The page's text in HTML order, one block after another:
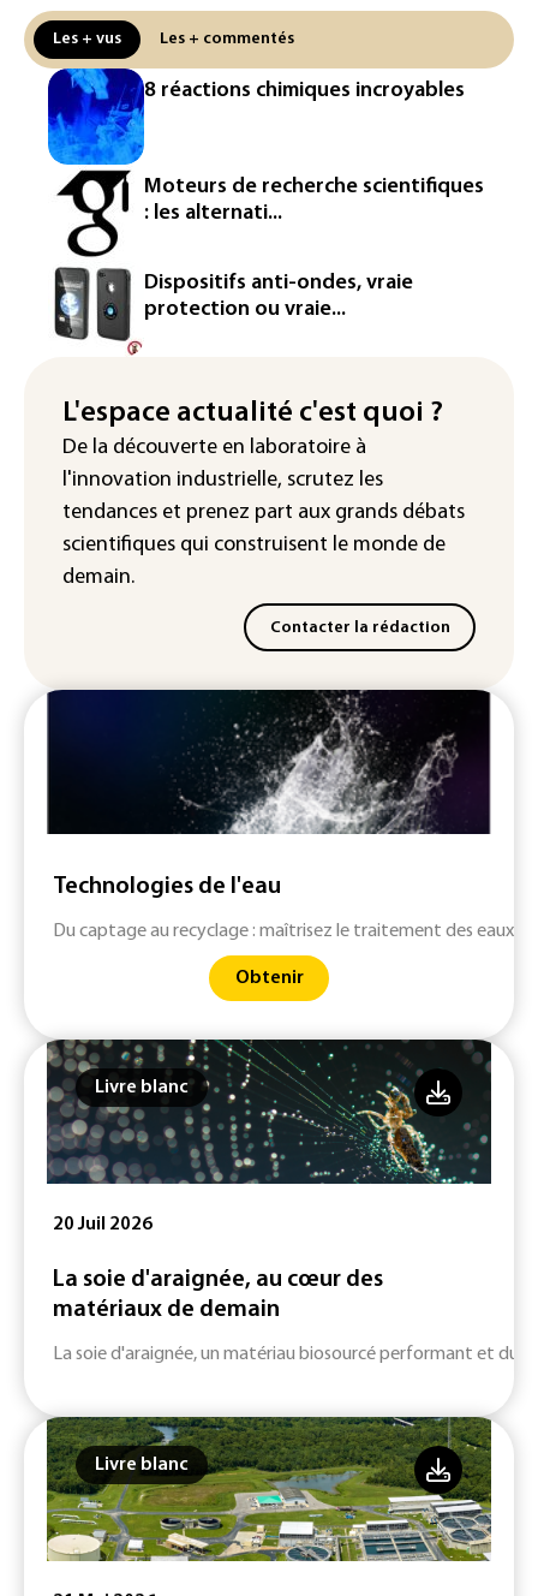
Le magazine VSD racheté par
l'entrepreneur Vianney d'Alançon
La production française de maïs
attendue au plus bas depuis 1980
"Retour en force" progressif de la
chaleur dans les prochains jours en
France
L'Arabie saoudite, le Pakistan et la
Turquie ont signé un accord de défense
nouveaux sites de paris en ligne non
autorisés
Les + vus Les + commentés
8 réactions chimiques incroyables
Moteurs de recherche scientifiques
: les alternati...
Dispositifs anti-ondes, vraie
protection ou vraie...
L'espace actualité c'est quoi ?
De la découverte en laboratoire à
l'innovation industrielle, scrutez les
tendances et prenez part aux grands débats
scientifiques qui construisent le monde de
demain.
Contacter la rédaction
Technologies de l'eau
Du captage au recyclage : maîtrisez le traitement des eaux
Obtenir
Livre blanc
20 Juil 2026
La soie d'araignée, au cœur des
matériaux de demain
La soie d'araignée, un matériau biosourcé performant et
Livre blanc